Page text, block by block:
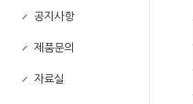
공지사항
제품문의
자료실